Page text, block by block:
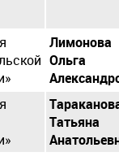
Лимонова
Ольга
Татьяна